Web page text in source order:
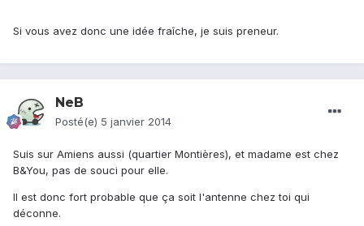
Si vous avez donc une idée fraîche, je suis preneur.
NeB
Posté(e) 5 janvier 2014
Suis sur Amiens aussi (quartier Montières), et madame est chez
B&You, pas de souci pour elle.
Il est donc fort probable que ça soit l'antenne chez toi qui
déconne.